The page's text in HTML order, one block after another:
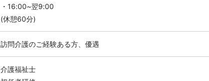
・16:00~翌9:00
(休憩60分)
訪問介護のご経験ある方、優遇
介護福祉士